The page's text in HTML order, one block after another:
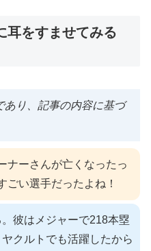
耳をすませてみる
り、記事の内容に基づ
ナーさんが亡くなったっ
ごい選手だったよね！
彼はメジャーで218本塁
クルトでも活躍したから